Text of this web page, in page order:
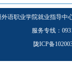
（五
质；
（六
外语职业学院就业指导
服务专线：
陇ICP备